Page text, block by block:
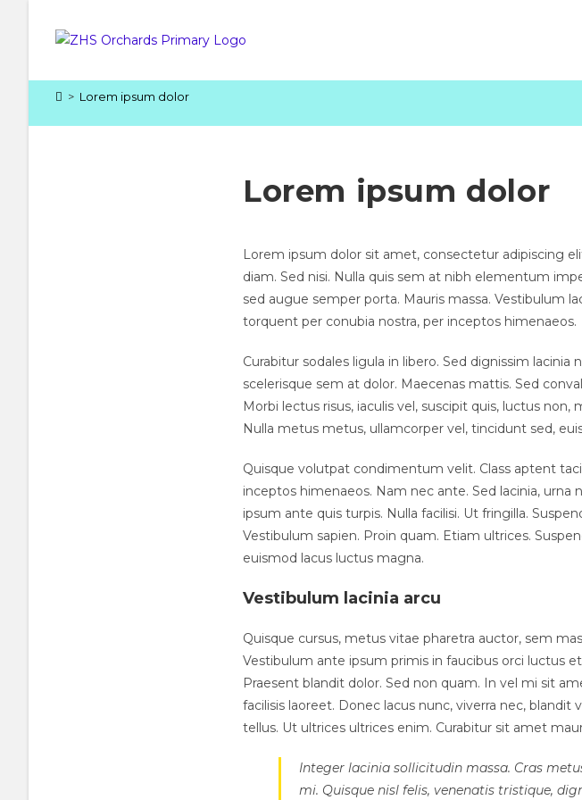
> Lorem ipsum dolor
Lorem ipsum dolor
Lorem ipsum dolor sit amet, consectetur adipiscing
diam. Sed nisi. Nulla quis sem at nibh elementum
sed augue semper porta. Mauris massa. Vestibulum
torquent per conubia nostra, per inceptos himenaeos.
Curabitur sodales ligula in libero. Sed dignissim
scelerisque sem at dolor. Maecenas mattis. Sed
Morbi lectus risus, iaculis vel, suscipit quis, luctus non,
Nulla metus metus, ullamcorper vel, tincidunt sed,
Quisque volutpat condimentum velit. Class aptent
inceptos himenaeos. Nam nec ante. Sed lacinia,
ipsum ante quis turpis. Nulla facilisi. Ut fringilla.
Vestibulum sapien. Proin quam. Etiam ultrices.
euismod lacus luctus magna.
Vestibulum lacinia arcu
Quisque cursus, metus vitae pharetra auctor, sem
Vestibulum ante ipsum primis in faucibus orci luctus
Praesent blandit dolor. Sed non quam. In vel mi sit
facilisis laoreet. Donec lacus nunc, viverra nec,
tellus. Ut ultrices ultrices enim. Curabitur sit amet
Integer lacinia sollicitudin massa. Cras
mi. Quisque nisl felis, venenatis tristique,